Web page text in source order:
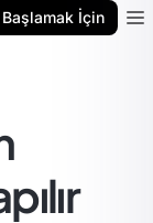
Başlamak İçin